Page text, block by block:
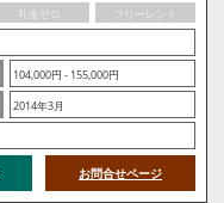
礼金ゼロ
フリーレント
104,000円 - 155,000円
2014年3月
お問合せページ